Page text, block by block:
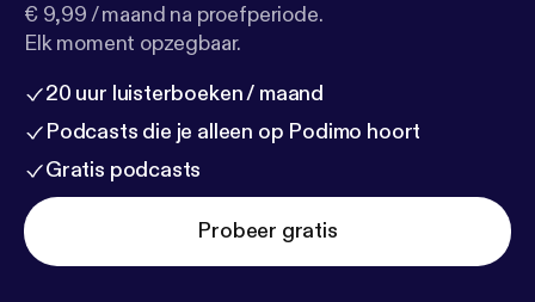
€ 9,99 / maand na proefperiode.
Elk moment opzegbaar.
20 uur luisterboeken / maand
Podcasts die je alleen op Podimo hoort
Gratis podcasts
Probeer gratis